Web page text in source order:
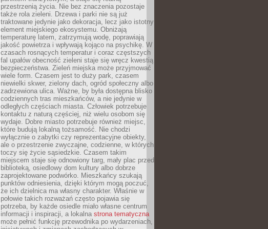
przestrzenią życia. Nie bez znaczenia pozostaje
także rola zieleni. Drzewa i parki nie są już
traktowane jedynie jako dekoracja, lecz jako istotny
element miejskiego ekosystemu. Obniżają
temperaturę latem, zatrzymują wodę, poprawiają
jakość powietrza i wpływają kojąco na psychikę. W
czasach rosnących temperatur i coraz częstszych
fal upałów obecność zieleni staje się wręcz kwestią
bezpieczeństwa. Zieleń miejska może przyjmować
wiele form. Czasem jest to duży park, czasem
niewielki skwer, zielony dach, ogród społeczny albo
zadrzewiona ulica. Ważne, by była dostępna blisko
codziennych tras mieszkańców, a nie jedynie w
odległych częściach miasta. Człowiek potrzebuje
kontaktu z naturą częściej, niż wielu osobom się
wydaje. Dobre miasto potrzebuje również miejsc,
które budują lokalną tożsamość. Nie chodzi
wyłącznie o zabytki czy reprezentacyjne obiekty,
ale o przestrzenie zwyczajne, codzienne, w których
toczy się życie sąsiedzkie. Czasem takim
miejscem staje się odnowiony targ, mały plac przed
biblioteką, osiedlowy dom kultury albo dobrze
zaprojektowane podwórko. Mieszkańcy szukają
punktów odniesienia, dzięki którym mogą poczuć,
że ich dzielnica ma własny charakter. Właśnie w
połowie takich rozważań często pojawia się
potrzeba, by każde osiedle miało własne centrum
informacji i inspiracji, a lokalna strona tematyczna
może pełnić funkcję przewodnika po wydarzeniach,